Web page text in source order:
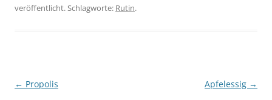
veröffentlicht. Schlagworte: Rutin.
Beitragsnavigation
← Propolis Apfelessig →